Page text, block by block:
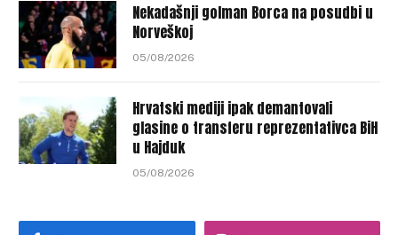
Nekadašnji golman Borca na posudbi u
Norveškoj
05/08/2026
Hrvatski mediji ipak demantovali
glasine o transferu reprezentativca BiH
u Hajduk
05/08/2026